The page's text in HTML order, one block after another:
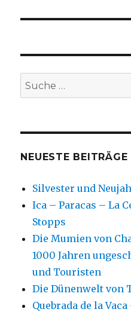
Suche
nach:
NEUESTE BEITRÄGE
Silvester und
Ica – Paracas – La
Stopps
Die Mumien von
1000 Jahren
und Touristen
Die Dünenwelt von
Quebrada de la